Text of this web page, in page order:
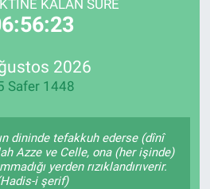
KALAN SÜRE
2026
Safer 1448
dininde tefakkuh ederse (dînî
Azze ve Celle, ona (her işinde)
yerden rızıklandırıverir.
i şerif)